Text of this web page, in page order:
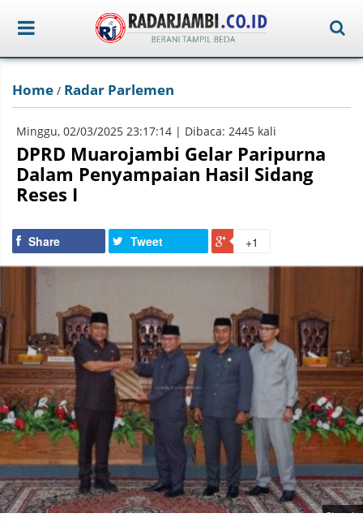
Home / Radar Parlemen
Minggu, 02/03/2025 23:17:14 | Dibaca: 2445 kali
DPRD Muarojambi Gelar Paripurna
Dalam Penyampaian Hasil Sidang
Reses I
Share Tweet +1
Photo by